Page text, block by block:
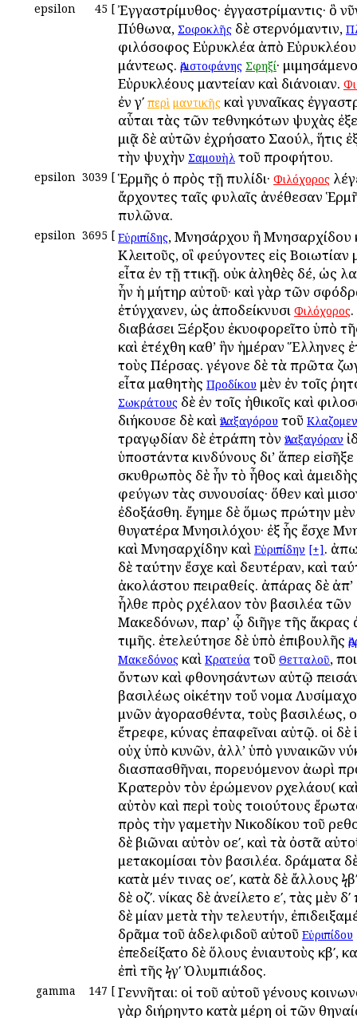
epsilon 45 [ Ἐγγαστρίμυθος· ἐγγαστρίμαντις· ὃ
Πύθωνα, Σοφοκλῆς δὲ στερνόμαντιν,
φιλόσοφος Εὐρυκλέα ἀπὸ
μάντεως. Ἀριστοφάνης Σφηξί·
Εὐρυκλέους μαντείαν καὶ διάνοιαν.
ἐν γʹ περὶ μαντικῆς καὶ γυναῖκας
αὗται τὰς τῶν τεθνηκότων ψυχὰς
μιᾷ δὲ αὐτῶν ἐχρήσατο Σαούλ, ἥτις
τὴν ψυχὴν Σαμουὴλ τοῦ προφήτου.
epsilon 3039 [ Ἑρμῆς ὁ πρὸς τῇ πυλίδι· Φιλόχορος
ἄρχοντες ταῖς φυλαῖς ἀνέθεσαν
πυλῶνα.
epsilon 3695 [ Εὐριπίδης, Μνησάρχου ἢ Μνησαρχίδου
Κλειτοῦς, οἳ φεύγοντες εἰς
εἶτα ἐν τῇ Ἀττικῇ. οὐκ ἀληθὲς δέ, ὡς
ἦν ἡ μήτηρ αὐτοῦ· καὶ γὰρ τῶν
ἐτύγχανεν, ὡς ἀποδείκνυσι Φιλόχορος
διαβάσει Ξέρξου ἐκυοφορεῖτο ὑπὸ
καὶ ἐτέχθη καθ’ ἣν ἡμέραν Ἕλληνες
τοὺς Πέρσας. γέγονε δὲ τὰ πρῶτα
εἶτα μαθητὴς Προδίκου μὲν ἐν τοῖς
Σωκράτους δὲ ἐν τοῖς ἠθικοῖς καὶ
διήκουσε δὲ καὶἈναξαγόρου τοῦ
τραγῳδίαν δὲ ἐτράπη τὸνἈναξαγόραν
ὑποστάντα κινδύνους δι’ ἅπερ
σκυθρωπὸς δὲ ἦν τὸ ἦθος καὶ
φεύγων τὰς συνουσίας· ὅθεν καὶ
ἐδοξάσθη. ἔγημε δὲ ὅμως πρώτην μὲν
θυγατέρα Μνησιλόχου· ἐξ ἧς ἔσχε
καὶ Μνησαρχίδην καὶ Εὐριπίδην [+].
δὲ ταύτην ἔσχε καὶ δευτέραν, καὶ
ἀκολάστου πειραθείς. ἀπάρας δὲ ἀπ’
ἦλθε πρὸς Ἀρχέλαον τὸν βασιλέα τῶν
Μακεδόνων, παρ’ ᾧ διῆγε τῆς
τιμῆς. ἐτελεύτησε δὲ ὑπὸ ἐπιβουλῆς
Μακεδόνος καὶ Κρατεύα τοῦ Θετταλοῦ,
ὄντων καὶ φθονησάντων αὐτῷ
βασιλέως οἰκέτην τοὔ νομα
μνῶν ἀγορασθέντα, τοὺς βασιλέως,
ἔτρεφε, κύνας ἐπαφεῖναι αὐτῷ. οἱ δὲ
οὐχ ὑπὸ κυνῶν, ἀλλ’ ὑπὸ γυναικῶν
διασπασθῆναι, πορευόμενον ἀωρὶ
Κρατερὸν τὸν ἐρώμενον Ἀρχελάου(
αὐτὸν καὶ περὶ τοὺς τοιούτους
πρὸς τὴν γαμετὴν Νικοδίκου τοῦ
δὲ βιῶναι αὐτὸν οεʹ, καὶ τὰ ὀστᾶ
μετακομίσαι τὸν βασιλέα. δράματα
κατὰ μέν τινας οεʹ, κατὰ δὲ ἄλλους
δὲ οζʹ. νίκας δὲ ἀνείλετο εʹ, τὰς μὲν
δὲ μίαν μετὰ τὴν τελευτήν,
δρᾶμα τοῦ ἀδελφιδοῦ αὐτοῦ Εὐριπίδου
ἐπεδείξατο δὲ ὅλους ἐνιαυτοὺς κβʹ,
ἐπὶ τῆς ϟγʹ Ὀλυμπιάδος.
gamma 147 [ Γεννῆται: οἱ τοῦ αὐτοῦ γένους
γὰρ διήρηντο κατὰ μέρη οἱ τῶν